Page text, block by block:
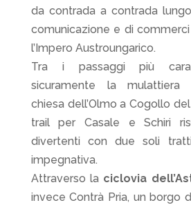
da contrada a contrada
comunicazione e di
l’Impero Austroungarico.
Tra i passaggi più
sicuramente la mulattiera
chiesa dell’Olmo a Cogollo
trail per Casale e Schiri
divertenti con due soli
impegnativa.
Attraverso la ciclovia
invece Contrà Pria, un borgo